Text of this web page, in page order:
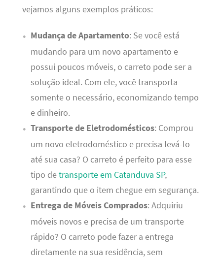
vejamos alguns exemplos práticos:
Mudança de Apartamento: Se você está
mudando para um novo apartamento e
possui poucos móveis, o carreto pode ser a
solução ideal. Com ele, você transporta
somente o necessário, economizando tempo
e dinheiro.
Transporte de Eletrodomésticos: Comprou
um novo eletrodoméstico e precisa levá-lo
até sua casa? O carreto é perfeito para esse
tipo detransporte em Catanduva SP,
garantindo que o item chegue em segurança.
Entrega de Móveis Comprados: Adquiriu
móveis novos e precisa de um transporte
rápido? O carreto pode fazer a entrega
diretamente na sua residência, sem